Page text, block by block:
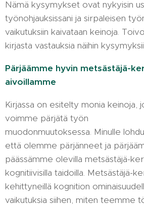
Nämä kysymykset ovat nykyisin
työnohjauksissani ja sirpaleisen
vaikutuksiin kaivataan keinoja.
kirjasta vastauksia näihin
Pärjäämme hyvin metsästäjä-
aivoillamme
Kirjassa on esitelty monia keinoja,
voimme pärjätä työn
muodonmuutoksessa. Minulle
että olemme pärjänneet ja
päässämme olevilla metsästäjä-
kognitiivisilla taidoilla. Metsästäjä-
kehittyneillä kognition
vaikutuksia siihen, miten teemme